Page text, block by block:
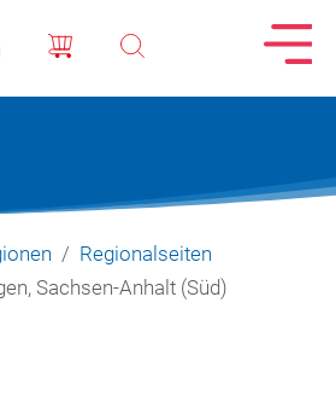
Regionalseiten
Sachsen-Anhalt (Süd)